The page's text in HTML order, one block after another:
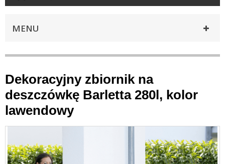
MENU
Dekoracyjny zbiornik na
deszczówkę Barletta 280l, kolor
lawendowy